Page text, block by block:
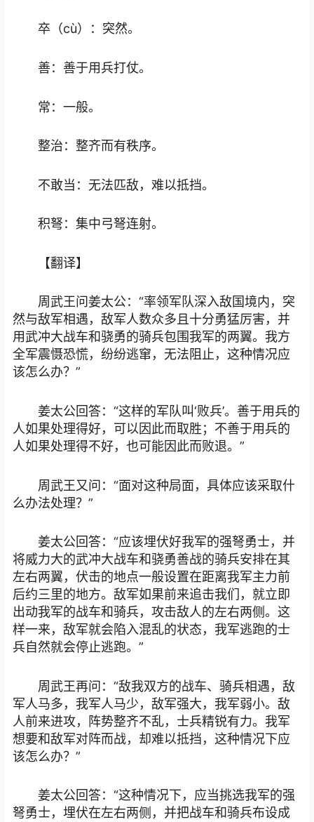
卒（cù）：突然。
善：善于用兵打仗。
常：一般。
整治：整齐而有秩序。
不敢当：无法匹敌，难以抵挡。
积弩：集中弓弩连射。
【翻译】
周武王问姜太公：“率领军队深入敌国境内，突
然与敌军相遇，敌军人数众多且十分勇猛厉害，并
用武冲大战车和骁勇的骑兵包围我军的两翼。我方
全军震慑恐慌，纷纷逃窜，无法阻止，这种情况应
该怎么办？”
姜太公回答：“这样的军队叫‘败兵’。善于用兵的
人如果处理得好，可以因此而取胜；不善于用兵的
人如果处理得不好，也可能因此而败退。”
周武王又问：“面对这种局面，具体应该采取什
么办法处理？”
姜太公回答：“应该埋伏好我军的强弩勇士，并
将威力大的武冲大战车和骁勇善战的骑兵安排在其
左右两翼，伏击的地点一般设置在距离我军主力前
后约三里的地方。敌军如果前来追击我们，就立即
出动我军的战车和骑兵，攻击敌人的左右两侧。这
样一来，敌军就会陷入混乱的状态，我军逃跑的士
兵自然就会停止逃跑。”
周武王再问：“敌我双方的战车、骑兵相遇，敌
军人马多，我军人马少，敌军强大，我军弱小。敌
人前来进攻，阵势整齐不乱，士兵精锐有力。我军
想要和敌军对阵而战，却难以抵挡，这种情况下应
该怎么办？”
姜太公回答：“这种情况下，应当挑选我军的强
弩勇士，埋伏在左右两侧，并把战车和骑兵布设成